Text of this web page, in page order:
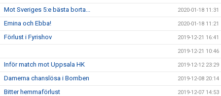
Mot Sveriges 5:e bästa borta... 2020-01-18 11:31
Emina och Ebba! 2020-01-18 11:21
Förlust i Fyrishov 2019-12-21 16:41
2019-12-21 10:46
Inför match mot Uppsala HK 2019-12-12 23:29
Damerna chanslösa i Bomben 2019-12-08 20:14
Bitter hemmaförlust 2019-12-07 14:53